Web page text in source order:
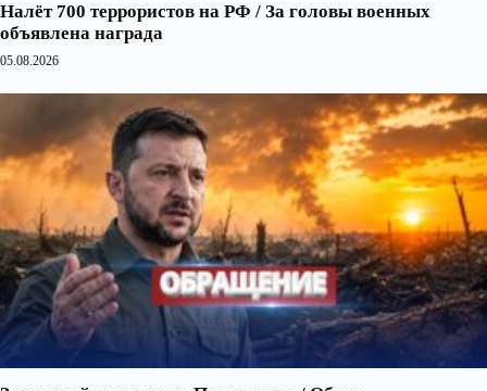
Налёт 700 террористов на РФ / За головы военных
объявлена награда
05.08.2026